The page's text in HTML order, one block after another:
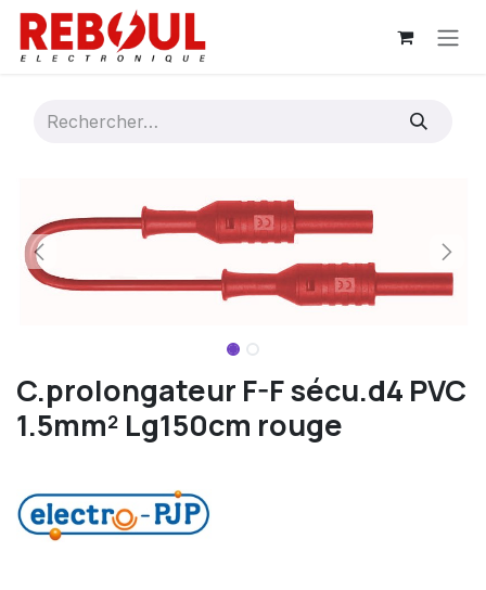
Se rendre au contenu
C.prolongateur F-F sécu.d4 PVC
1.5mm² Lg150cm rouge